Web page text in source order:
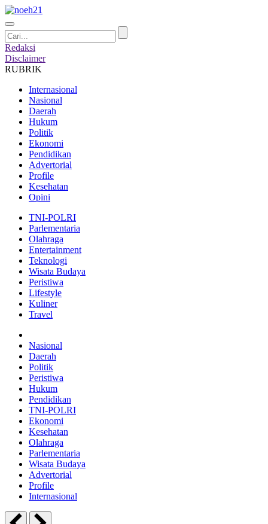
Redaksi
Disclaimer
RUBRIK
Internasional
Nasional
Daerah
Hukum
Politik
Ekonomi
Pendidikan
Advertorial
Profile
Kesehatan
Opini
TNI-POLRI
Parlementaria
Olahraga
Entertainment
Teknologi
Wisata Budaya
Peristiwa
Lifestyle
Kuliner
Travel
Nasional
Daerah
Politik
Peristiwa
Hukum
Pendidikan
TNI-POLRI
Ekonomi
Kesehatan
Olahraga
Parlementaria
Wisata Budaya
Advertorial
Profile
Internasional